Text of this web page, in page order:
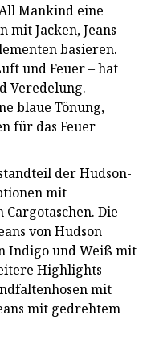
Mankind eine
mit Jacken, Jeans
basieren.
und Feuer – hat
Veredelung.
blaue Tönung,
für das Feuer
der Hudson-
mit
Die
von Hudson
Indigo und Weiß mit
Highlights
mit
mit gedrehtem